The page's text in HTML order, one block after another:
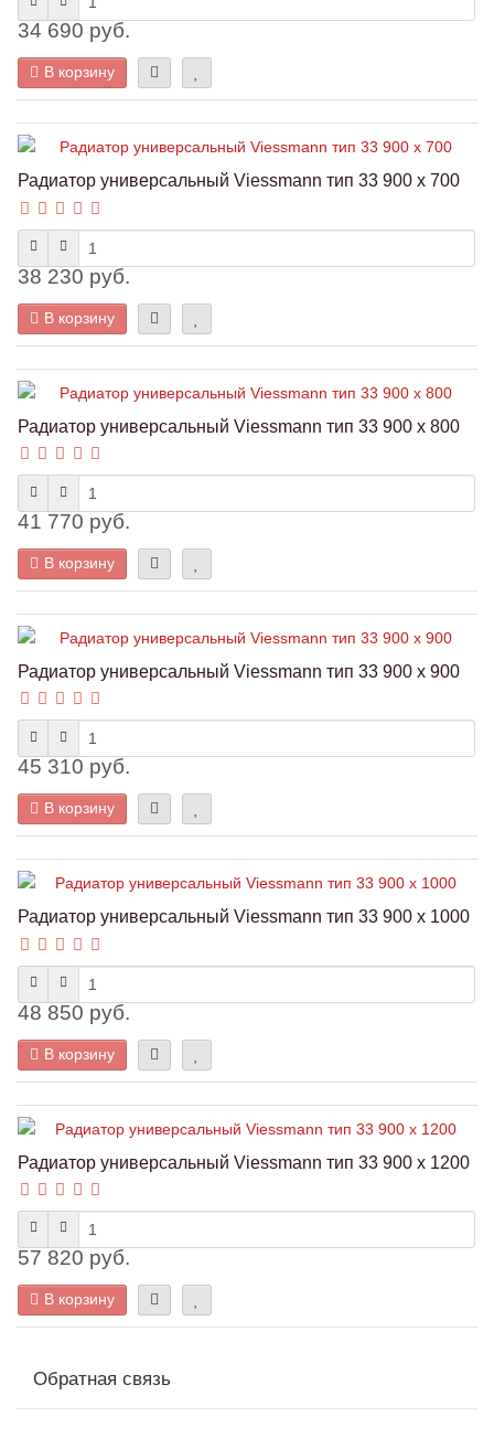
34 690 руб.
В корзину
Радиатор универсальный Viessmann тип 33 900 x 700
38 230 руб.
В корзину
Радиатор универсальный Viessmann тип 33 900 x 800
41 770 руб.
В корзину
Радиатор универсальный Viessmann тип 33 900 x 900
45 310 руб.
В корзину
Радиатор универсальный Viessmann тип 33 900 x 1000
48 850 руб.
В корзину
Радиатор универсальный Viessmann тип 33 900 x 1200
57 820 руб.
В корзину
Обратная связь